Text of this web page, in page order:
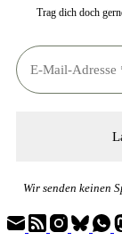
Trag dich doch
Wir senden keinen